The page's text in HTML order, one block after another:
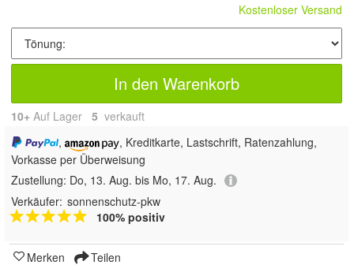
Kostenloser Versand
In den Warenkorb
10+ Auf Lager 5 verkauft
,
, Kreditkarte, Lastschrift, Ratenzahlung,
Vorkasse per Überweisung
Zustellung: Do, 13. Aug. bis Mo, 17. Aug.
Verkäufer: sonnenschutz-pkw
100% positiv
Merken Teilen